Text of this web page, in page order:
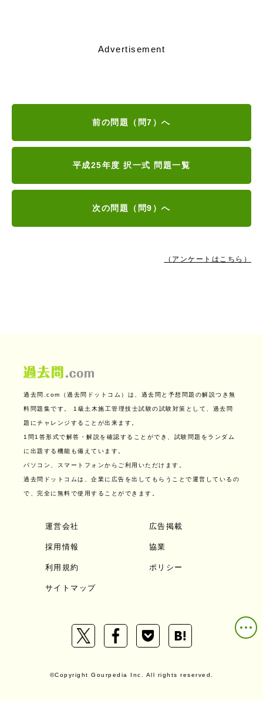
Advertisement
前の問題（問7）へ
平成25年度 択一式 問題一覧
次の問題（問9）へ
（アンケートはこちら）
過去問.com（過去問ドットコム）は、過去問と予想問題の解説つき無
料問題集です。 1級土木施工管理技士試験の試験対策として、過去問
題にチャレンジすることが出来ます。
1問1答形式で解答・解説を確認することができ、試験問題をランダム
に出題する機能も備えています。
パソコン、スマートフォンからご利用いただけます。
過去問ドットコムは、企業に広告を出してもらうことで運営しているの
で、完全に無料で使用することができます。
運営会社 広告掲載
採用情報 協業
利用規約 ポリシー
サイトマップ
©Copyright Gourpedia Inc. All rights reserved.